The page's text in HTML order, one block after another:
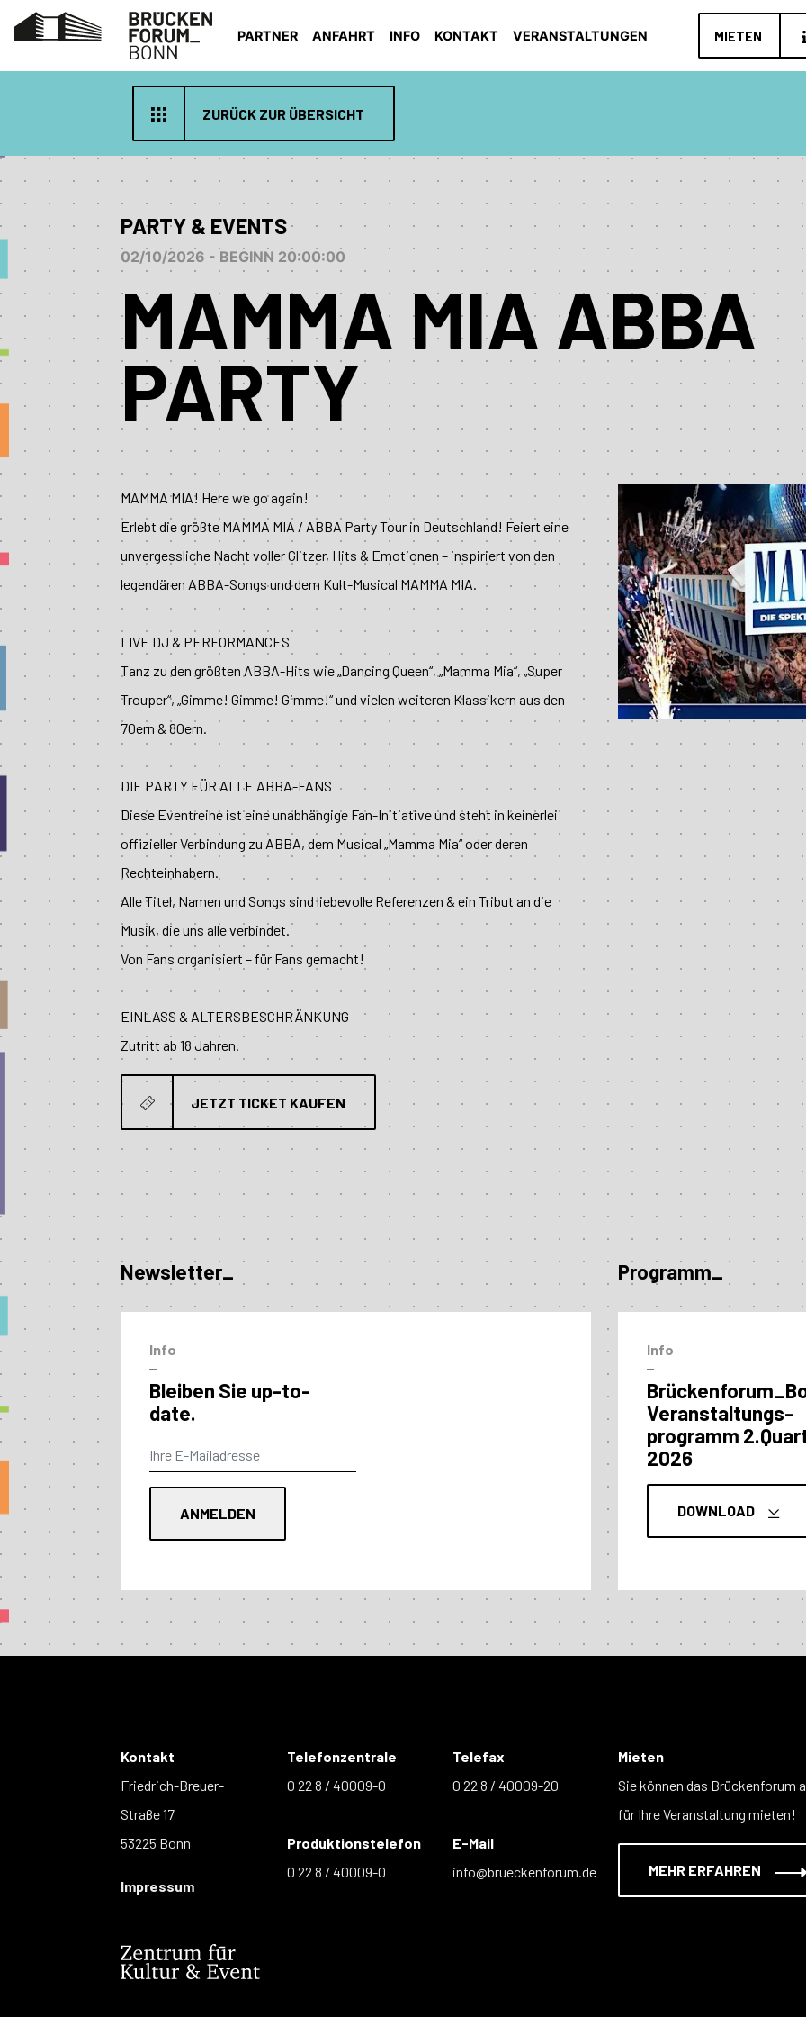
PARTNER ANFAHRT INFO KONTAKT VERANSTALTUNGEN MIETEN
ZURÜCK ZUR ÜBERSICHT
PARTY & EVENTS
02/10/2026 - BEGINN 20:00:00
MAMMA MIA ABBA
PARTY
MAMMA MIA! Here we go again!
Erlebt die größte MAMMA MIA / ABBA Party Tour in Deutschland! Feiert eine
unvergessliche Nacht voller Glitzer, Hits & Emotionen – inspiriert von den
legendären ABBA-Songs und dem Kult-Musical MAMMA MIA.
LIVE DJ & PERFORMANCES
Tanz zu den größten ABBA-Hits wie „Dancing Queen“, „Mamma Mia“, „Super
Trouper“, „Gimme! Gimme! Gimme!“ und vielen weiteren Klassikern aus den
70ern & 80ern.
DIE PARTY FÜR ALLE ABBA-FANS
Diese Eventreihe ist eine unabhängige Fan-Initiative und steht in keinerlei
offizieller Verbindung zu ABBA, dem Musical „Mamma Mia“ oder deren
Rechteinhabern.
Alle Titel, Namen und Songs sind liebevolle Referenzen & ein Tribut an die
Musik, die uns alle verbindet.
Von Fans organisiert – für Fans gemacht!
EINLASS & ALTERSBESCHRÄNKUNG
Zutritt ab 18 Jahren.
JETZT TICKET KAUFEN
Newsletter_
Info
–
Bleiben Sie up-to-
date.
Programm_
Info
–
Veranstaltungs­
programm
2026
DOWNLOAD
Kontakt
Friedrich-Breuer-
Straße 17
53225 Bonn
Impressum
Telefonzentrale
0 22 8 / 40009-0
Produktionstelefon
0 22 8 / 40009-0
Telefax
0 22 8 / 40009-20
E-Mail
info@brueckenforum.de
Mieten
Sie können das Brückenforum
für Ihre Veranstaltung mieten!
MEHR ERFAHREN